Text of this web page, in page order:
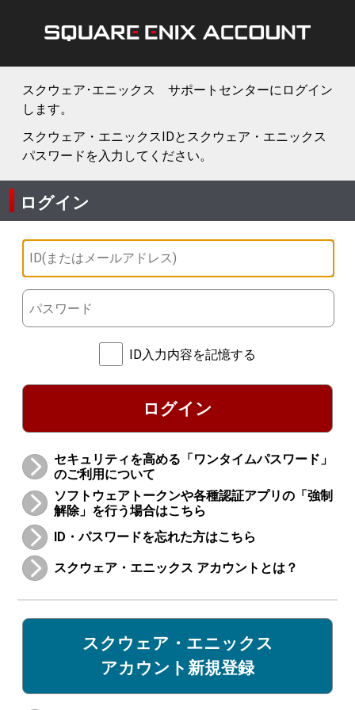
スクウェア･エニックス サポートセンターにログイン
します。
スクウェア・エニックスIDとスクウェア・エニックス
パスワードを入力してください。
ログイン
ID入力内容を記憶する
ログイン
セキュリティを高める「ワンタイムパスワード」
のご利用について
ソフトウェアトークンや各種認証アプリの「強制
解除」を行う場合はこちら
ID・パスワードを忘れた方はこちら
スクウェア・エニックス アカウントとは？
スクウェア・エニックス
アカウント新規登録